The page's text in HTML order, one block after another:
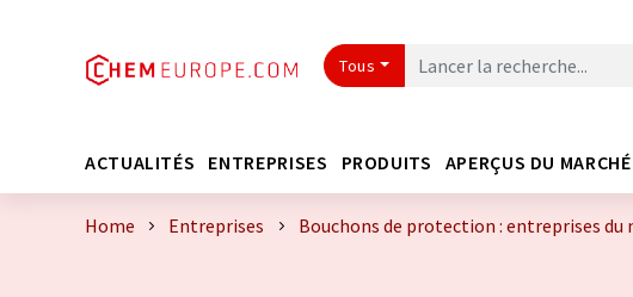
Tous
ACTUALITÉS ENTREPRISES PRODUITS APERÇUS DU MARCHÉ
Home Entreprises Bouchons de protection : entreprises du